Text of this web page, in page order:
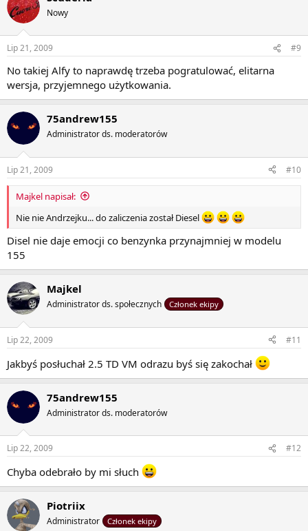
Nowy
Lip 21, 2009 #9
No takiej Alfy to naprawdę trzeba pogratulować, elitarna
wersja, przyjemnego użytkowania.
75andrew155
Administrator ds. moderatorów
Lip 21, 2009 #10
Majkel napisał:
Nie nie Andrzejku... do zaliczenia został Diesel
Disel nie daje emocji co benzynka przynajmniej w modelu
155
Majkel
Administrator ds. społecznych Członek ekipy
Lip 22, 2009 #11
Jakbyś posłuchał 2.5 TD VM odrazu byś się zakochał
75andrew155
Administrator ds. moderatorów
Lip 22, 2009 #12
Chyba odebrało by mi słuch
Piotriix
Administrator Członek ekipy